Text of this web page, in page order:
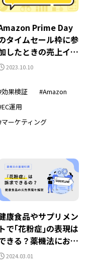
Prime Day
タイムセール枠に参
したときの売上イン
クトを検証してみ
2023.10.10
効果検証
Amazon
EC運用
マーケティング
康食品やサプリメン
トで｢花粉症｣の表現は
きる？薬機法におけ
花粉対策をわかりや
2024.03.01